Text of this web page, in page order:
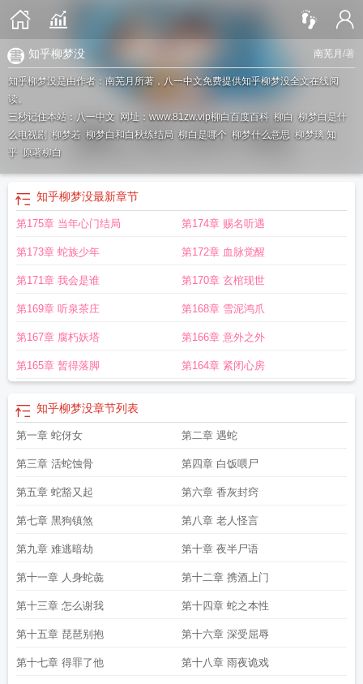
南芜月 /著
知乎柳梦没
知乎柳梦没是由作者：南芜月所著，八一中文免费提供知乎柳梦没全文在线阅
读。
三秒记住本站：八一中文 网址：www.81zw.vip柳白百度百科 柳白 柳梦白是什
么电视剧 柳梦若 柳梦白和白秋练结局 柳白是哪个 柳梦什么意思 柳梦璃 知
乎 原著柳白
知乎柳梦没最新章节
第175章 当年心门结局 第174章 赐名听遇
第173章 蛇族少年 第172章 血脉觉醒
第171章 我会是谁 第170章 玄棺现世
第169章 听泉茶庄 第168章 雪泥鸿爪
第167章 腐朽妖塔 第166章 意外之外
第165章 暂得落脚 第164章 紧闭心房
知乎柳梦没章节列表
第一章 蛇伢女 第二章 遇蛇
第三章 活蛇蚀骨 第四章 白饭喂尸
第五章 蛇豁又起 第六章 香灰封窍
第七章 黑狗镇煞 第八章 老人怪言
第九章 难逃暗劫 第十章 夜半尸语
第十一章 人身蛇彘 第十二章 携酒上门
第十三章 怎么谢我 第十四章 蛇之本性
第十五章 琵琶别抱 第十六章 深受屈辱
第十七章 得罪了他 第十八章 雨夜诡戏